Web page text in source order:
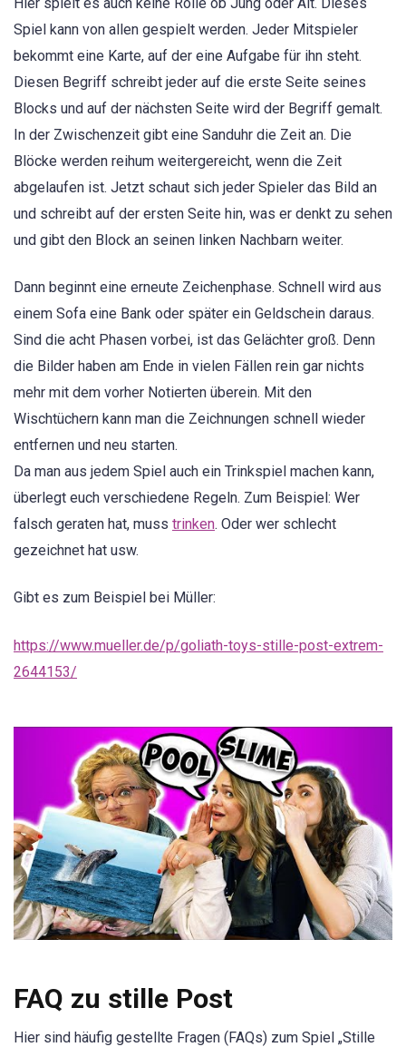
Spiel kann von allen gespielt werden. Jeder Mitspieler
bekommt eine Karte, auf der eine Aufgabe für ihn steht.
Diesen Begriff schreibt jeder auf die erste Seite seines
Blocks und auf der nächsten Seite wird der Begriff gemalt.
In der Zwischenzeit gibt eine Sanduhr die Zeit an. Die
Blöcke werden reihum weitergereicht, wenn die Zeit
abgelaufen ist. Jetzt schaut sich jeder Spieler das Bild an
und schreibt auf der ersten Seite hin, was er denkt zu sehen
und gibt den Block an seinen linken Nachbarn weiter.
Dann beginnt eine erneute Zeichenphase. Schnell wird aus
einem Sofa eine Bank oder später ein Geldschein daraus.
Sind die acht Phasen vorbei, ist das Gelächter groß. Denn
die Bilder haben am Ende in vielen Fällen rein gar nichts
mehr mit dem vorher Notierten überein. Mit den
Wischtüchern kann man die Zeichnungen schnell wieder
entfernen und neu starten.
Da man aus jedem Spiel auch ein Trinkspiel machen kann,
überlegt euch verschiedene Regeln. Zum Beispiel: Wer
falsch geraten hat, muss trinken. Oder wer schlecht
gezeichnet hat usw.
Gibt es zum Beispiel bei Müller:
https://www.mueller.de/p/goliath-toys-stille-post-extrem-
2644153/
FAQ zu stille Post
Hier sind häufig gestellte Fragen (FAQs) zum Spiel „Stille